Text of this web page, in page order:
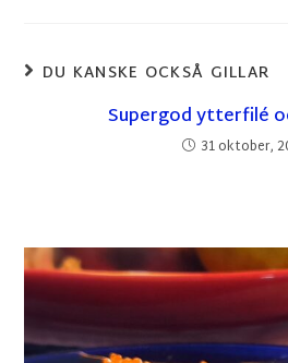
DU KANSKE OCKSÅ GILLAR
Supergod ytterfilé
31 oktober,